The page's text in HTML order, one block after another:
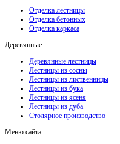
Отделка лестницы
Отделка бетонных
Отделка каркаса
Деревянные
Деревянные лестницы
Лестницы из сосны
Лестницы из лиственницы
Лестницы из бука
Лестницы из ясеня
Лестницы из дуба
Столярное производство
Меню сайта